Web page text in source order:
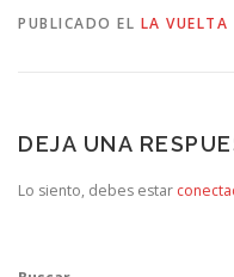
PUBLICADO EL LA VUELTA
DEJA UNA
Lo siento, debes estar